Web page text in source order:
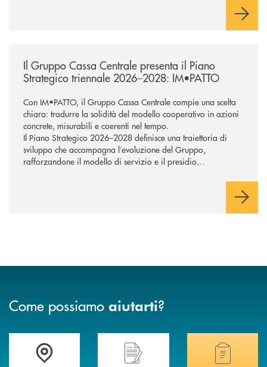
Il Gruppo Cassa Centrale presenta il Piano
Strategico triennale 2026–2028: IM•PATTO
Con IM•PATTO, il Gruppo Cassa Centrale compie una scelta
chiara: tradurre la solidità del modello cooperativo in azioni
concrete, misurabili e coerenti nel tempo.
Il Piano Strategico 2026–2028 definisce una traiettoria di
sviluppo che accompagna l’evoluzione del Gruppo,
rafforzandone il modello di servizio e il presidio
Come possiamo aiutarti?
Trova la filiale più vicina a te .Hai bisogno di assistenza immediata?
Hai bisogno di